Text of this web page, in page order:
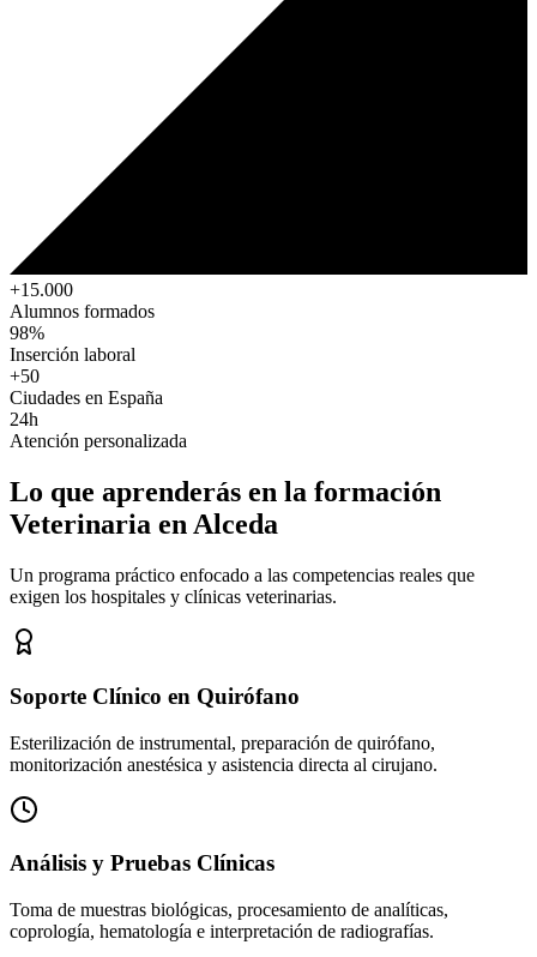
+15.000
Alumnos formados
98%
Inserción laboral
+50
Ciudades en España
24h
Atención personalizada
Lo que aprenderás en la formación
Veterinaria en Alceda
Un programa práctico enfocado a las competencias reales que
exigen los hospitales y clínicas veterinarias.
Soporte Clínico en Quirófano
Esterilización de instrumental, preparación de quirófano,
monitorización anestésica y asistencia directa al cirujano.
Análisis y Pruebas Clínicas
Toma de muestras biológicas, procesamiento de analíticas,
coprología, hematología e interpretación de radiografías.